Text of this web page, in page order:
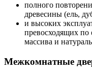
полного
древесины (ель,
и высоких
превосходящих по
массива и
Межкомнатные